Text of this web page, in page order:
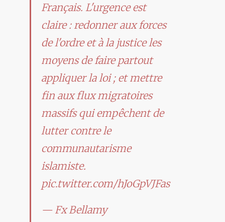
Français. L'urgence est
claire : redonner aux forces
de l'ordre et à la justice les
moyens de faire partout
appliquer la loi ; et mettre
fin aux flux migratoires
massifs qui empêchent de
lutter contre le
communautarisme
islamiste.
pic.twitter.com/hJoGpVJFas
— Fx Bellamy